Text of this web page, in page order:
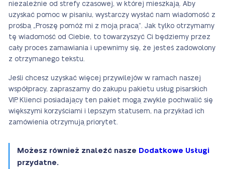
niezależnie od strefy czasowej, w której mieszkają. Aby
uzyskać pomoc w pisaniu, wystarczy wysłać nam wiadomość z
prośbą „Proszę pomóż mi z moją pracą”. Jak tylko otrzymamy
tę wiadomość od Ciebie, to towarzyszyć Ci będziemy przez
cały proces zamawiania i upewnimy się, że jesteś zadowolony
z otrzymanego tekstu.
Jeśli chcesz uzyskać więcej przywilejów w ramach naszej
współpracy, zapraszamy do zakupu pakietu usług pisarskich
VIP. Klienci posiadający ten pakiet mogą zwykle pochwalić się
większymi korzyściami i lepszym statusem, na przykład ich
zamówienia otrzymują priorytet.
Możesz również znaleźć nasze Dodatkowe Usługi
przydatne.